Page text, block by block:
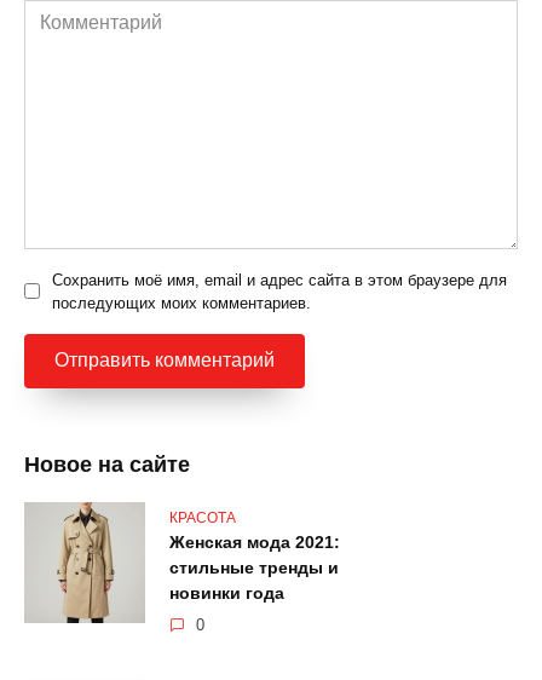
Комментарий
Сохранить моё имя, email и адрес сайта в этом браузере для
последующих моих комментариев.
Новое на сайте
КРАСОТА
Женская мода 2021:
стильные тренды и
новинки года
0